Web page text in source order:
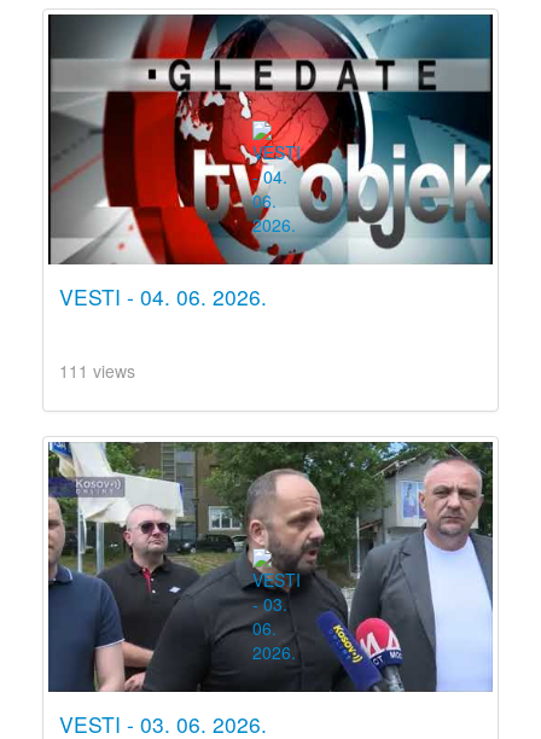
VESTI - 04. 06. 2026.
111 views
VESTI - 03. 06. 2026.